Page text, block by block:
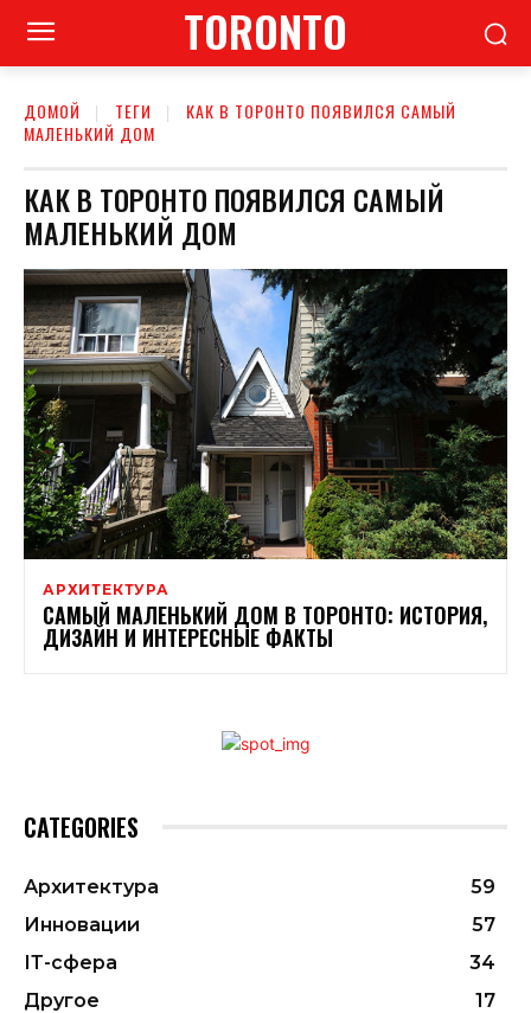
TORONTO
ДОМОЙ ТЕГИ
КАК В ТОРОНТО ПОЯВИЛСЯ САМЫЙ
МАЛЕНЬКИЙ ДОМ
КАК В ТОРОНТО ПОЯВИЛСЯ САМЫЙ
МАЛЕНЬКИЙ ДОМ
АРХИТЕКТУРА
САМЫЙ МАЛЕНЬКИЙ ДОМ В ТОРОНТО: ИСТОРИЯ,
ДИЗАЙН И ИНТЕРЕСНЫЕ ФАКТЫ
CATEGORIES
Архитектура
59
Инновации
57
ІТ-сфера
34
Другое
17